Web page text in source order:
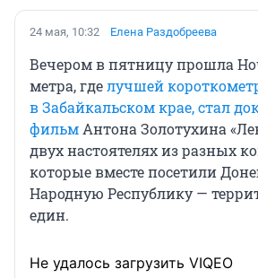
24 мая, 10:32 Елена Раздобреева
Вечером в пятницу прошла
метра, гделучшей
в Забайкальском крае, стал
фильм Антона Золотухина
двух настоятелях из разных
которые вместе посетили
Народную Республику —
един.
Не удалось загрузить VIQEO